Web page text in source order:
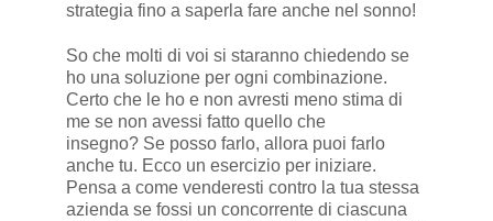
strategia fino a saperla fare anche nel sonno!
So che molti di voi si staranno chiedendo se
ho una soluzione per ogni combinazione.
Certo che le ho e non avresti meno stima di
me se non avessi fatto quello che
insegno? Se posso farlo, allora puoi farlo
anche tu. Ecco un esercizio per iniziare.
Pensa a come venderesti contro la tua stessa
azienda se fossi un concorrente di ciascuna